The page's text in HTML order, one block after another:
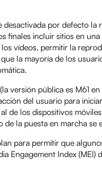
desactivada por defecto
finales incluir sitios en
vídeos, permitir la
la mayoría de los
versión pública es M61
del usuario para
de los dispositivos
la puesta en marcha
para permitir que
Engagement Index